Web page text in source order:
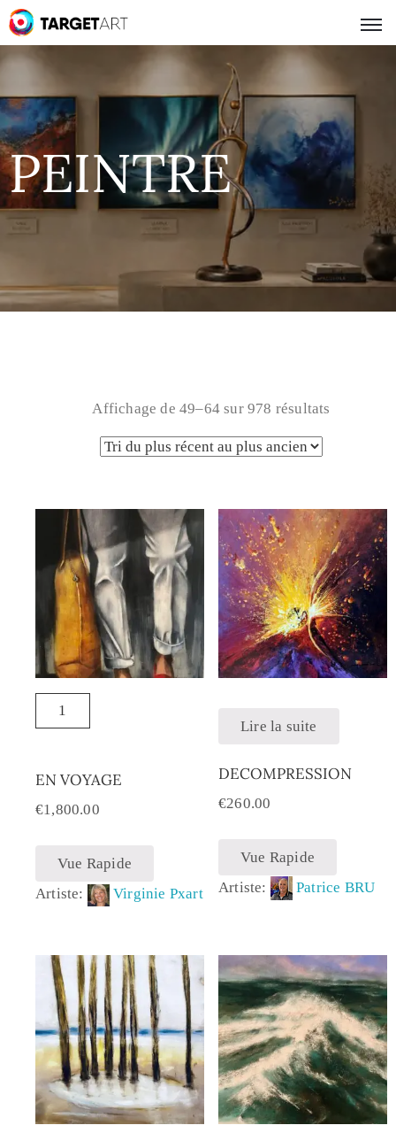
PEINTRE
Affichage de 49–64 sur 978 résultats
EN VOYAGE
€1,800.00
Vue Rapide
Artiste:
Virginie Pxart
Lire la suite
DECOMPRESSION
€260.00
Vue Rapide
Artiste:
Patrice BRU